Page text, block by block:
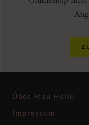
Über Frau Hölle
Impressum